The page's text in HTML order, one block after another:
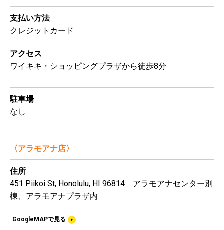
支払い方法
クレジットカード
アクセス
ワイキキ・ショッピングプラザから徒歩8分
駐車場
なし
〈アラモアナ店〉
住所
451 Piikoi St, Honolulu, HI 96814 アラモアナセンター別
棟、アラモアナプラザ内
GoogleMAPで見る